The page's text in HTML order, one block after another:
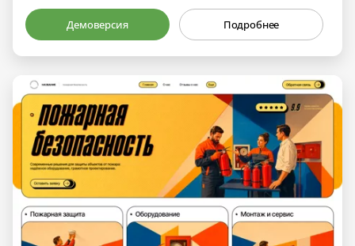
Демоверсия Подробнее